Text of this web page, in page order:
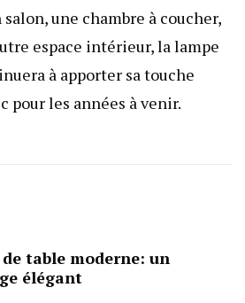
une chambre à coucher,
espace intérieur, la lampe
à apporter sa touche
pour les années à venir.
table moderne: un
élégant